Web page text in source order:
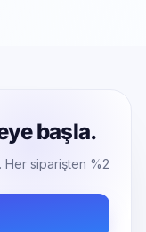
başla.
Her siparişten %2